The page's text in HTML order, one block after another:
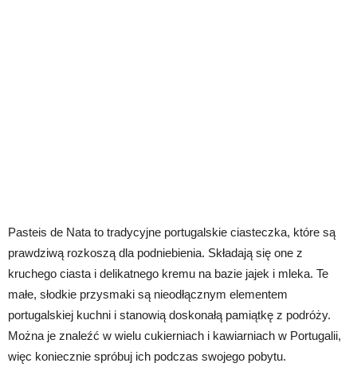
Pasteis de Nata to tradycyjne portugalskie ciasteczka, które są
prawdziwą rozkoszą dla podniebienia. Składają się one z
kruchego ciasta i delikatnego kremu na bazie jajek i mleka. Te
małe, słodkie przysmaki są nieodłącznym elementem
portugalskiej kuchni i stanowią doskonałą pamiątkę z podróży.
Można je znaleźć w wielu cukierniach i kawiarniach w Portugalii,
więc koniecznie spróbuj ich podczas swojego pobytu.